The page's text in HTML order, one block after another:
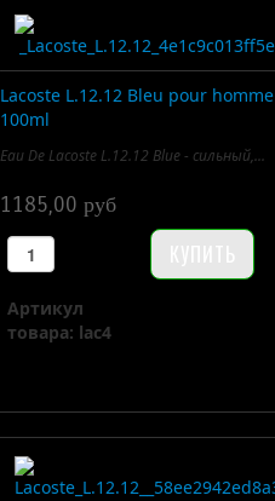
Lacoste L.12.12 Bleu pour homme
100ml
Eau De Lacoste L.12.12 Blue - сильный,...
1185,00 руб
Артикул
товара: lac4